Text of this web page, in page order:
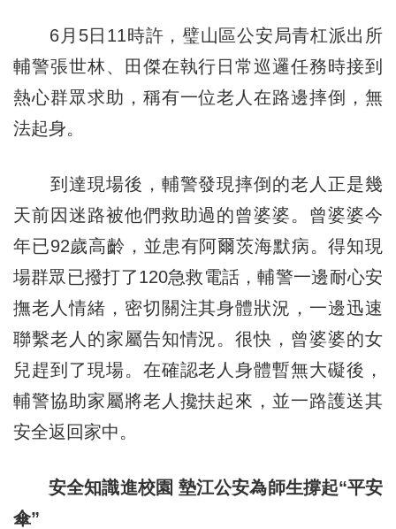
6月5日11時許，璧山區公安局青杠派出所
輔警張世林、田傑在執行日常巡邏任務時接到
熱心群眾求助，稱有一位老人在路邊摔倒，無
法起身。
到達現場後，輔警發現摔倒的老人正是幾
天前因迷路被他們救助過的曾婆婆。曾婆婆今
年已92歲高齡，並患有阿爾茨海默病。得知現
場群眾已撥打了120急救電話，輔警一邊耐心安
撫老人情緒，密切關注其身體狀況，一邊迅速
聯繫老人的家屬告知情況。很快，曾婆婆的女
兒趕到了現場。在確認老人身體暫無大礙後，
輔警協助家屬將老人攙扶起來，並一路護送其
安全返回家中。
安全知識進校園 墊江公安為師生撐起“平安
傘”